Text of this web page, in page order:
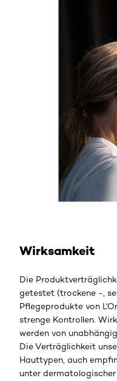
Wirksamkeit
Die
getestet (trockene -,
Pflegeprodukte von
strenge Kontrollen.
werden von
Die Verträglichkeit
Hauttypen, auch
unter